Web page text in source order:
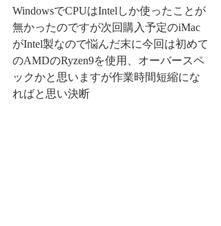
WindowsでCPUはIntelしか使ったことが
無かったのですが次回購入予定のiMac
がIntel製なので悩んだ末に今回は初めて
のAMDのRyzen9を使用、オーバースペ
ックかと思いますが作業時間短縮にな
ればと思い決断